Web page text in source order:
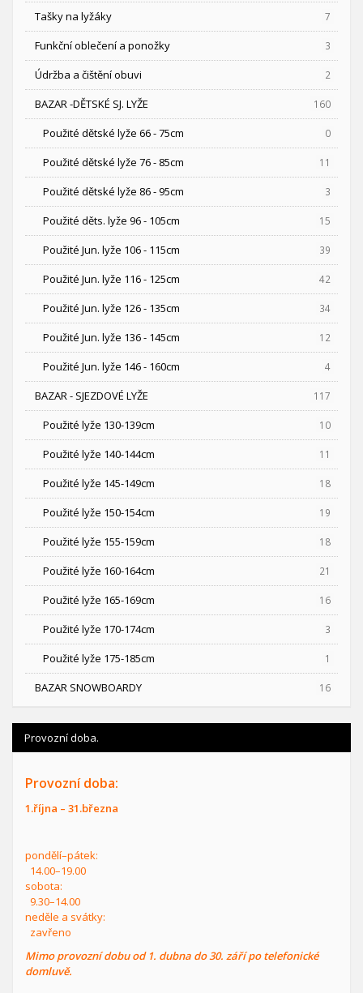
Tašky na lyžáky 7
Funkční oblečení a ponožky 3
Údržba a čištění obuvi 2
BAZAR -DĚTSKÉ SJ. LYŽE 160
Použité dětské lyže 66 - 75cm 0
Použité dětské lyže 76 - 85cm 11
Použité dětské lyže 86 - 95cm 3
Použité děts. lyže 96 - 105cm 15
Použité Jun. lyže 106 - 115cm 39
Použité Jun. lyže 116 - 125cm 42
Použité Jun. lyže 126 - 135cm 34
Použité Jun. lyže 136 - 145cm 12
Použité Jun. lyže 146 - 160cm 4
BAZAR - SJEZDOVÉ LYŽE 117
Použité lyže 130-139cm 10
Použité lyže 140-144cm 11
Použité lyže 145-149cm 18
Použité lyže 150-154cm 19
Použité lyže 155-159cm 18
Použité lyže 160-164cm 21
Použité lyže 165-169cm 16
Použité lyže 170-174cm 3
Použité lyže 175-185cm 1
BAZAR SNOWBOARDY 16
Provozní doba.
Provozní doba:
1.října – 31.března
pondělí–pátek:
14.00–19.00
sobota:
9.30–14.00
neděle a svátky:
zavřeno
Mimo provozní dobu od 1. dubna do 30. září po telefonické
domluvě.